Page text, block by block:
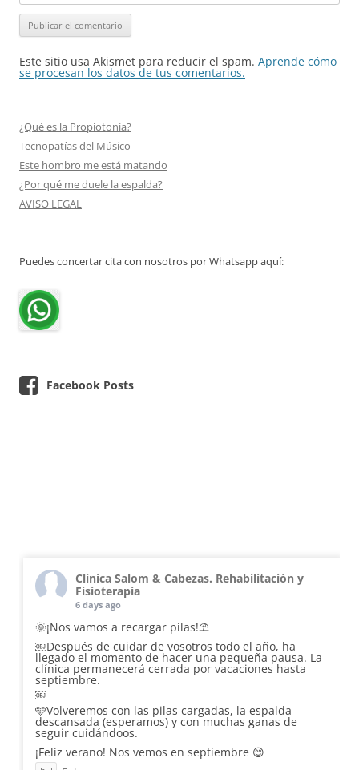
Este sitio usa Akismet para reducir el spam. Aprende cómo
se procesan los datos de tus comentarios.
¿Qué es la Propiotonía?
Tecnopatías del Músico
Este hombro me está matando
¿Por qué me duele la espalda?
AVISO LEGAL
Puedes concertar cita con nosotros por Whatsapp aquí:
Facebook Posts
Clínica Salom & Cabezas. Rehabilitación y
Fisioterapia
6 days ago
🌞¡Nos vamos a recargar pilas!⛱️
￼Después de cuidar de vosotros todo el año, ha
llegado el momento de hacer una pequeña pausa. La
clínica permanecerá cerrada por vacaciones hasta
septiembre.
￼
🩵Volveremos con las pilas cargadas, la espalda
descansada (esperamos) y con muchas ganas de
seguir cuidándoos.
¡Feliz verano! Nos vemos en septiembre 😊